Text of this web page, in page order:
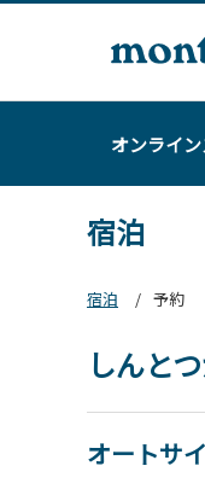
オンライ
宿泊
宿泊
予約
しんと
オートサ